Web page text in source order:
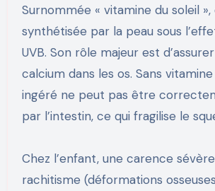
Surnommée « vitamine du soleil
synthétisée par la peau sous
UVB. Son rôle majeur est
calcium dans les os. Sans
ingéré ne peut pas être
par l’intestin, ce qui fragilise le
Chez l’enfant, une carence
rachitisme (déformations